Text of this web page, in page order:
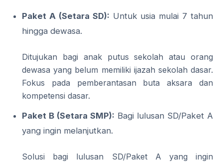
Paket A (Setara SD): Untuk usia mulai 7 tahun
hingga dewasa.
Ditujukan bagi anak putus sekolah atau orang
dewasa yang belum memiliki ijazah sekolah dasar.
Fokus pada pemberantasan buta aksara dan
kompetensi dasar.
Paket B (Setara SMP): Bagi lulusan SD/Paket A
yang ingin melanjutkan.
Solusi bagi lulusan SD/Paket A yang ingin